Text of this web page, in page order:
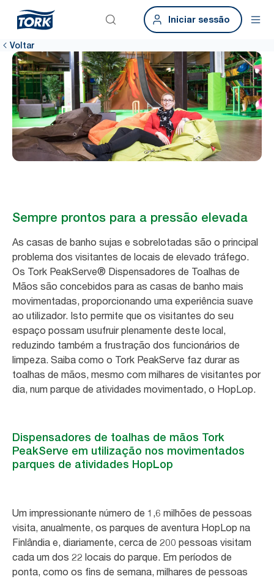
Iniciar sessão
Voltar
Sempre prontos para a pressão elevada
As casas de banho sujas e sobrelotadas são o principal
problema dos visitantes de locais de elevado tráfego.
Os Tork PeakServe® Dispensadores de Toalhas de
Mãos são concebidos para as casas de banho mais
movimentadas, proporcionando uma experiência suave
ao utilizador. Isto permite que os visitantes do seu
espaço possam usufruir plenamente deste local,
reduzindo também a frustração dos funcionários de
limpeza. Saiba como o Tork PeakServe faz durar as
toalhas de mãos, mesmo com milhares de visitantes por
dia, num parque de atividades movimentado, o HopLop.
Dispensadores de toalhas de mãos Tork
PeakServe em utilização nos movimentados
parques de atividades HopLop
Um impressionante número de 1,6 milhões de pessoas
visita, anualmente, os parques de aventura HopLop na
Finlândia e, diariamente, cerca de 200 pessoas visitam
cada um dos 22 locais do parque. Em períodos de
ponta, como os fins de semana, milhares de pessoas